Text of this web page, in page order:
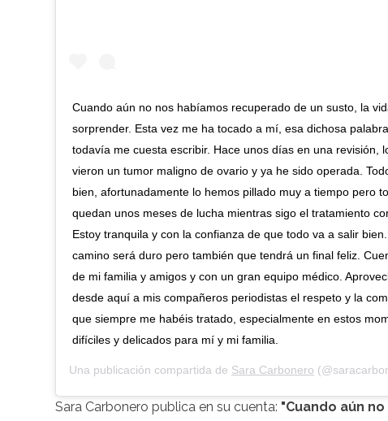
Cuando aún no nos habíamos recuperado de un susto, la
sorprender. Esta vez me ha tocado a mí, esa dichosa
todavía me cuesta escribir. Hace unos días en una revisión,
vieron un tumor maligno de ovario y ya he sido operada.
bien, afortunadamente lo hemos pillado muy a tiempo pero
quedan unos meses de lucha mientras sigo el tratamiento
Estoy tranquila y con la confianza de que todo va a salir
camino será duro pero también que tendrá un final feliz.
de mi familia y amigos y con un gran equipo médico.
desde aquí a mis compañeros periodistas el respeto y la
que siempre me habéis tratado, especialmente en estos
difíciles y delicados para mí y mi familia.
Una publicación compartida de Sara Carbonero
Sara Carbonero publica en su cuenta: "Cuando aún